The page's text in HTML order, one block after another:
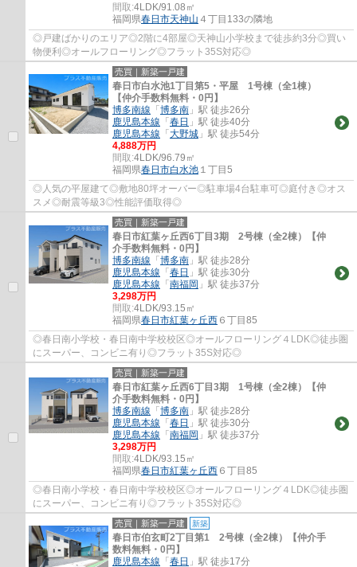
間取:4LDK/91.08㎡
福岡県春日市天神山 ４丁目133の隣地
◎戸建ばかりのエリア◎2階に4部屋◎天神山小学校まで徒歩約3分◎買い
物便利◎オールフローリング◎フラット35S対応◎
売買｜新築一戸建
春日市白水池1丁目第5・平屋 1号棟（全1棟）
【仲介手数料無料・0円】
博多南線 「 博多南 」駅 徒歩26分
鹿児島本線 「 春日 」駅 徒歩40分
鹿児島本線 「 大野城 」駅 徒歩54分
4,888万円
間取:4LDK/96.79㎡
福岡県春日市白水池 １丁目5
◎人気の平屋建て◎敷地80坪オーバー◎駐車場4台駐車可◎庭付き◎オス
スメ◎耐震等級3◎性能評価取得◎
売買｜新築一戸建
春日市紅葉ヶ丘西6丁目3期 2号棟（全2棟）【仲
介手数料無料・0円】
博多南線 「 博多南 」駅 徒歩28分
鹿児島本線 「 春日 」駅 徒歩30分
鹿児島本線 「 南福岡 」駅 徒歩37分
3,298万円
間取:4LDK/93.15㎡
福岡県春日市紅葉ヶ丘西 ６丁目85
◎春日南小学校・春日南中学校校区◎オールフローリング４LDK◎徒歩圏
にスーパー、コンビニ有り◎フラット35S対応◎
売買｜新築一戸建
春日市紅葉ヶ丘西6丁目3期 1号棟（全2棟）【仲
介手数料無料・0円】
博多南線 「 博多南 」駅 徒歩28分
鹿児島本線 「 春日 」駅 徒歩30分
鹿児島本線 「 南福岡 」駅 徒歩37分
3,298万円
間取:4LDK/93.15㎡
福岡県春日市紅葉ヶ丘西 ６丁目85
◎春日南小学校・春日南中学校校区◎オールフローリング４LDK◎徒歩圏
にスーパー、コンビニ有り◎フラット35S対応◎
売買｜新築一戸建 新築
春日市伯玄町2丁目第1 2号棟（全2棟）【仲介手
数料無料・0円】
鹿児島本線 「 春日 」駅 徒歩17分